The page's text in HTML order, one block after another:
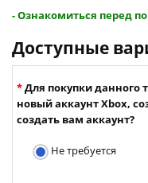
- Ознакомиться перед
Доступные
Для покупки данного
новый аккаунт Xbox,
создать вам аккаунт?
Не требуется